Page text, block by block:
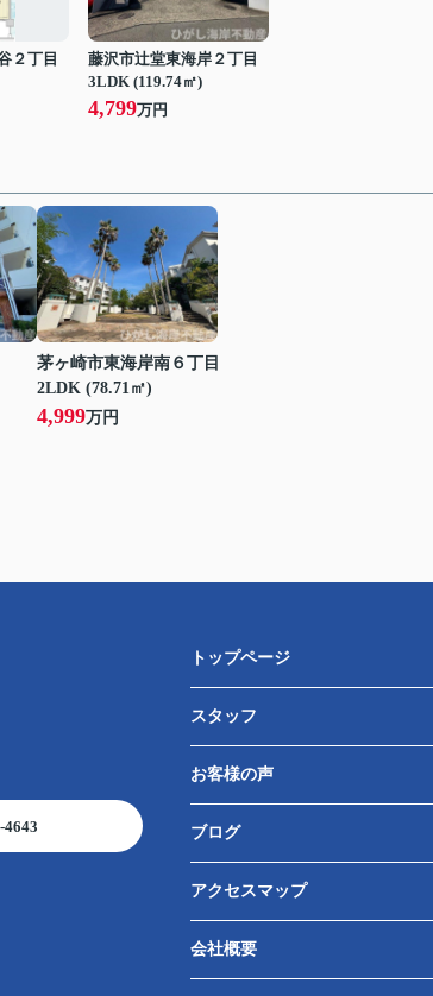
２丁目
藤沢市辻堂東海岸２丁目
3LDK (119.74㎡)
4,799万円
茅ヶ崎市東海岸南６丁目
2LDK (78.71㎡)
4,999万円
4643
トップページ
スタッフ
お客様の声
ブログ
アクセスマップ
会社概要